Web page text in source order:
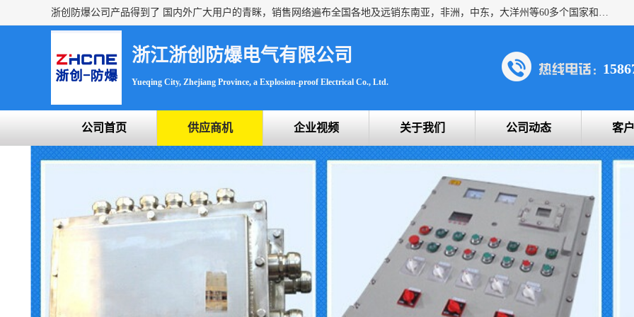
浙创防爆公司产品得到了 国内外广大用户的青眯，销售网络遍布全国各地及远销东南亚，非洲，中东，大洋州等60多个国家和地区，并初步建立起以中国大陆为总部的全球营销体系。 专业生产：防爆电气，BXMD系列防爆照明动力配电箱，BJX防爆接线箱，BKX防爆控制箱，防爆检修电源箱，防爆开关箱，不锈钢防爆箱，201/304/316不锈钢防爆配电箱系列， 防爆防腐系列，防爆防腐操作柱，防爆防腐控制箱 浙创防爆
浙江浙创防爆电气有限公司
Yueqing City, Zhejiang Province, a Explosion-proof Electrical Co., Ltd.
公司首页 供应商机 企业视频 关于我们 公司动态 客